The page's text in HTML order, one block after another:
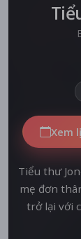
Xem
Tiểu thư
mẹ đơn
trở lại với